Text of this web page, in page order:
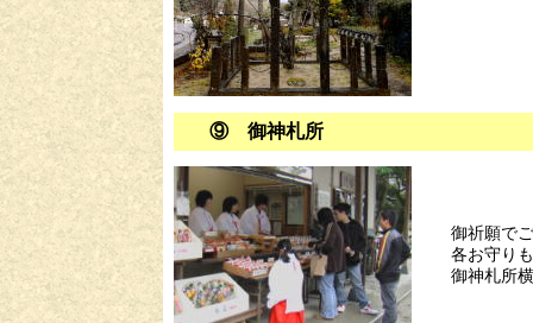
⑨ 御神札所
御祈願で
各お守り
御神札所